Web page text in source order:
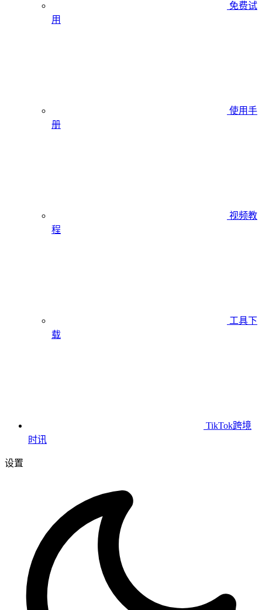
免费试
用
使用手
册
视频教
程
工具下
载
TikTok跨境
时讯
设置